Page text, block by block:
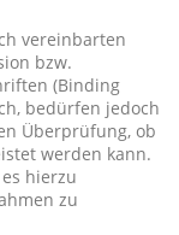
vereinbarten
bzw.
(Binding
bedürfen jedoch
Überprüfung, ob
werden kann.
hierzu
zu